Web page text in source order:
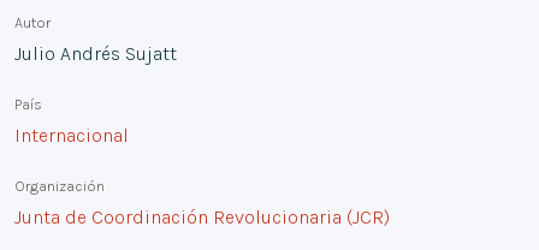
Autor
Julio Andrés Sujatt
País
Internacional
Organización
Junta de Coordinación Revolucionaria (JCR)